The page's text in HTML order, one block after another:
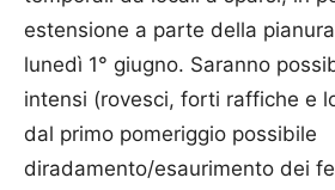
estensione a parte della
lunedì 1° giugno. Saranno
intensi (rovesci, forti raffiche e
dal primo pomeriggio possibile
diradamento/esaurimento dei